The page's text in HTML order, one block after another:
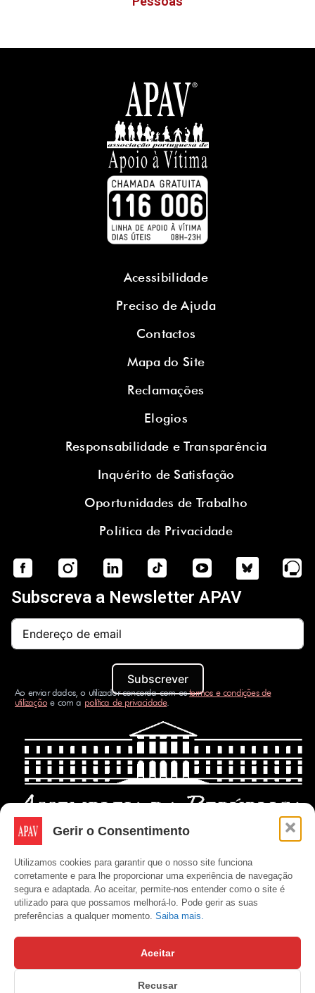
Gerir o Consentimento
Utilizamos cookies para garantir que o nosso site funciona
corretamente e para lhe proporcionar uma experiência de navegação
segura e adaptada. Ao aceitar, permite-nos entender como o site é
utilizado para que possamos melhorá-lo. Pode gerir as suas
preferências a qualquer momento. Saiba mais.
Aceitar
Recusar
Acessibilidade
Preciso de Ajuda
Contactos
Mapa do Site
Reclamações
Elogios
Responsabilidade e Transparência
Inquérito de Satisfação
Oportunidades de Trabalho
Política de Privacidade
Subscreva a Newsletter APAV
Subscrever
Ao enviar dados, o utilizador concorda com ostermos e condições de
utilizaçãoe com a política de privacidade.